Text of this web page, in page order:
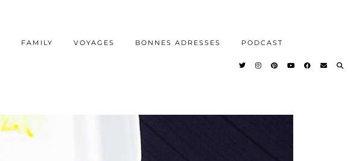
FAMILY VOYAGES BONNES ADRESSES PODCAST